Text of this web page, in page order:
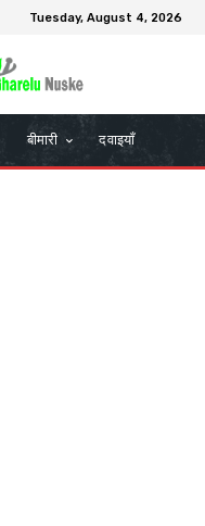
Tuesday, August 4, 2026
बीमारी दवाइयाँ